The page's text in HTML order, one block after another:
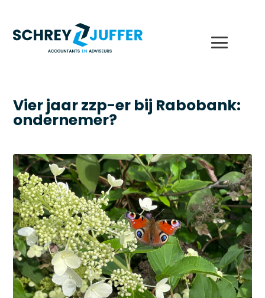
Vier jaar zzp-er bij Rabobank:
ondernemer?